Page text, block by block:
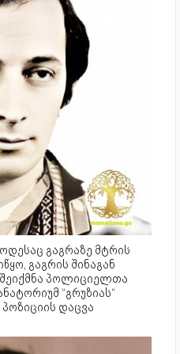
გაგრაზე მტრის
გაგრის შინაგან
პოლიციელთა
“გრუზიას“
დაცვა